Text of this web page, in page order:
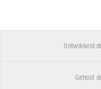
Ontwikkeld
Gehost